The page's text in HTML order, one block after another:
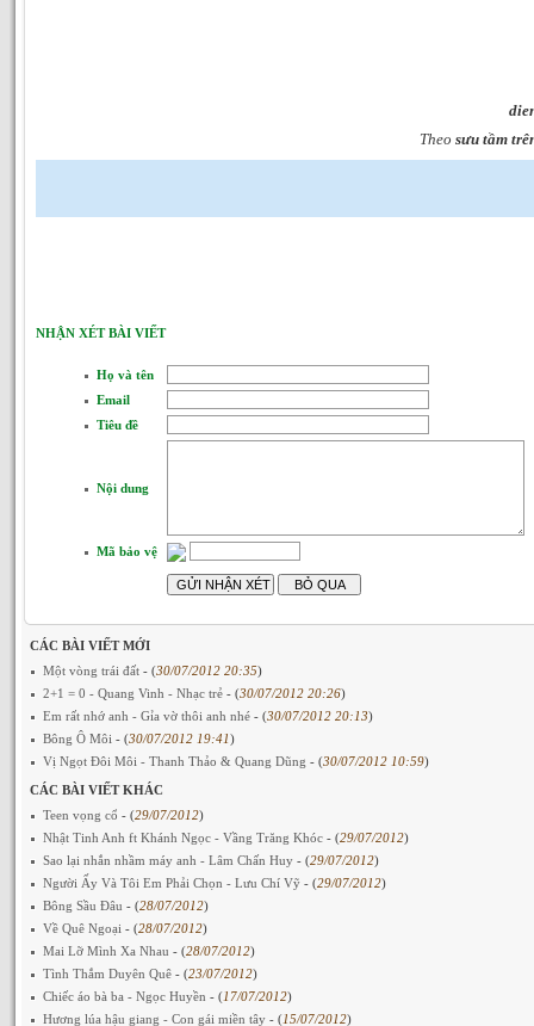
Theo sưu tầm
NHẬN XÉT BÀI VIẾT
Họ và tên
Email
Tiêu đề
Nội dung
Mã bảo vệ
CÁC BÀI VIẾT MỚI
Một vòng trái đất - (30/07/2012 20:35)
2+1 = 0 - Quang Vinh - Nhạc trẻ - (30/07/2012 20:26)
Em rất nhớ anh - Gỉa vờ thôi anh nhé - (30/07/2012 20:13)
Bông Ô Môi - (30/07/2012 19:41)
Vị Ngọt Đôi Môi - Thanh Thảo & Quang Dũng - (30/07/2012 10:59)
CÁC BÀI VIẾT KHÁC
Teen vọng cổ - (29/07/2012)
Nhật Tinh Anh ft Khánh Ngọc - Vầng Trăng Khóc - (29/07/2012)
Sao lại nhắn nhầm máy anh - Lâm Chấn Huy - (29/07/2012)
Người Ấy Và Tôi Em Phải Chọn - Lưu Chí Vỹ - (29/07/2012)
Bông Sầu Đâu - (28/07/2012)
Về Quê Ngoại - (28/07/2012)
Mai Lỡ Mình Xa Nhau - (28/07/2012)
Tình Thắm Duyên Quê - (23/07/2012)
Chiếc áo bà ba - Ngọc Huyền - (17/07/2012)
Hương lúa hậu giang - Con gái miền tây - (15/07/2012)